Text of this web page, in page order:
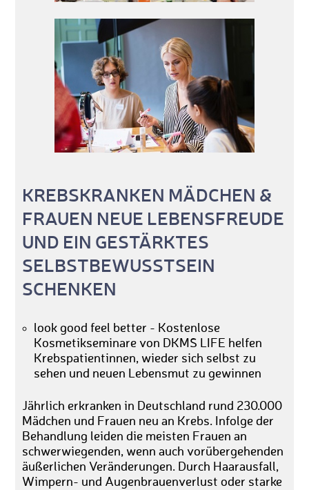
KREBSKRANKEN MÄDCHEN &
FRAUEN NEUE LEBENSFREUDE
UND EIN GESTÄRKTES
SELBSTBEWUSSTSEIN
SCHENKEN
look good feel better - Kostenlose
Kosmetikseminare von DKMS LIFE helfen
Krebspatientinnen, wieder sich selbst zu
sehen und neuen Lebensmut zu gewinnen
Jährlich erkranken in Deutschland rund 230.000
Mädchen und Frauen neu an Krebs. Infolge der
Behandlung leiden die meisten Frauen an
schwerwiegenden, wenn auch vorübergehenden
äußerlichen Veränderungen. Durch Haarausfall,
Wimpern- und Augenbrauenverlust oder starke